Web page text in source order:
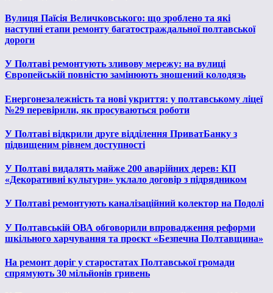
Вулиця Паїсія Величковського: що зроблено та які
наступні етапи ремонту багатостраждальної полтавської
дороги
У Полтаві ремонтують зливову мережу: на вулиці
Європейській повністю замінюють зношений колодязь
Енергонезалежність та нові укриття: у полтавському ліцеї
№29 перевірили, як просуваються роботи
У Полтаві відкрили друге відділення ПриватБанку з
підвищеним рівнем доступності
У Полтаві видалять майже 200 аварійних дерев: КП
«Декоративні культури» уклало договір з підрядником
У Полтаві ремонтують каналізаційний колектор на Подолі
У Полтавській ОВА обговорили впровадження реформи
шкільного харчування та проєкт «Безпечна Полтавщина»
На ремонт доріг у старостатах Полтавської громади
спрямують 30 мільйонів гривень